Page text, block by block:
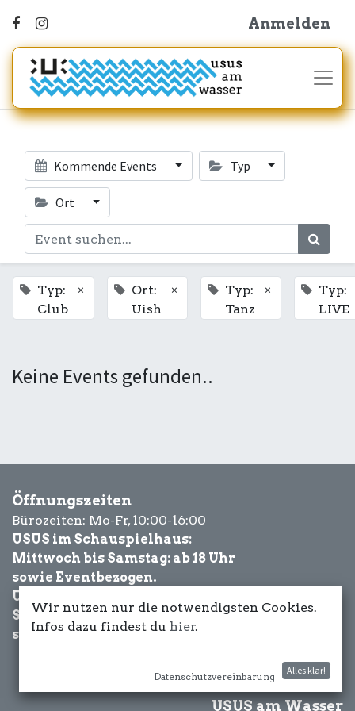
Anmelden
Kommende Events Typ
Ort
Typ:
Club
×
Ort:
Uish
×
Typ:
Tanz
×
Typ:
LIVE
Keine Events gefunden..
Öffnungszeiten
Bürozeiten: Mo-Fr, 10:00-16:00
USUS im Schauspielhaus:
Mittwoch bis Samstag: ab 18 Uhr
sowie Eventbezogen.
USUS am Wasser:
Schönwetter-
sowie Eventbezogen.
USUS am Wasser
Wir nutzen nur die notwendigsten Cookies.
Infos dazu findest du hier.
Datenschutzvereinbarung
Alles klar!